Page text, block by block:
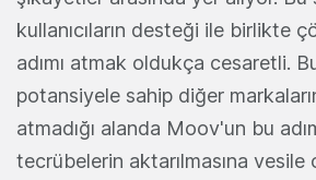
kullanıcıların desteği ile birlikte
adımı atmak oldukça cesaretli.
potansiyele sahip diğer
atmadığı alanda Moov'un bu
tecrübelerin aktarılmasına vesile